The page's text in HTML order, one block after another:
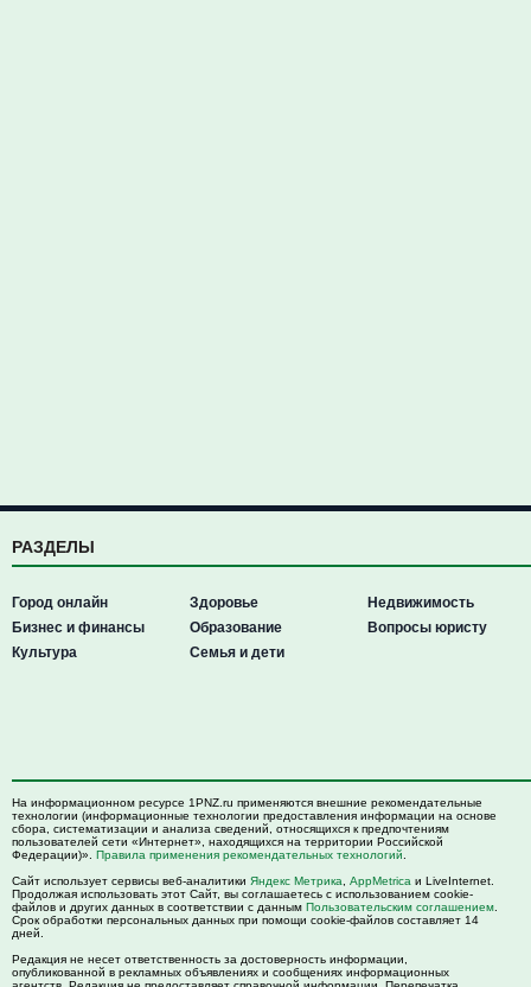
РАЗДЕЛЫ
Город онлайн
Бизнес и финансы
Культура
Здоровье
Образование
Семья и дети
Недвижимость
Вопросы юристу
На информационном ресурсе 1PNZ.ru применяются внешние рекомендательные
технологии (информационные технологии предоставления информации на основе
сбора, систематизации и анализа сведений, относящихся к предпочтениям
пользователей сети «Интернет», находящихся на территории Российской
Федерации)». Правила применения рекомендательных технологий
Сайт использует сервисы веб-аналитики Яндекс Метрика AppMetrica и LiveInternet.
Продолжая использовать этот Сайт, вы соглашаетесь с использованием cookie-
файлов и других данных в соответствии с данным Пользовательским соглашением
Срок обработки персональных данных при помощи cookie-файлов составляет 14
дней.
Редакция не несет ответственность за достоверность информации,
опубликованной в рекламных объявлениях и сообщениях информационных